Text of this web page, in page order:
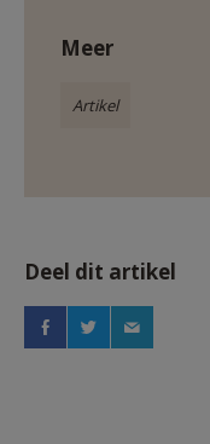
Meer
Artikel
Deel dit artikel